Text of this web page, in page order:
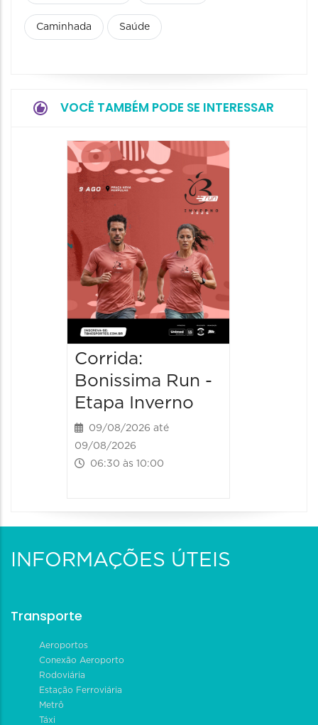
Caminhada Saúde
VOCÊ TAMBÉM PODE SE INTERESSAR
Corrida:
Bonissima Run -
Etapa Inverno
09/08/2026 até
09/08/2026
06:30 às 10:00
INFORMAÇÕES ÚTEIS
Transporte
Aeroportos
Conexão Aeroporto
Rodoviária
Estação Ferroviária
Metrô
Táxi